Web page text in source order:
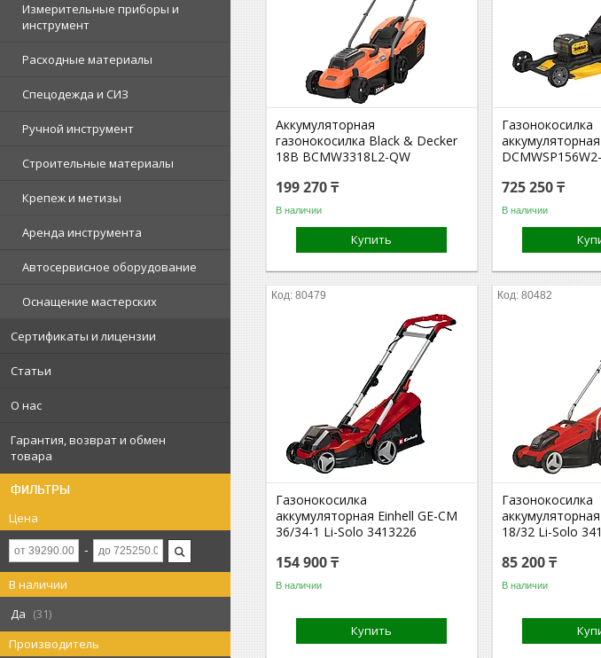
Измерительные приборы и
инструмент
Расходные материалы
Спецодежда и СИЗ
Ручной инструмент
Строительные материалы
Крепеж и метизы
Аренда инструмента
Автосервисное оборудование
Оснащение мастерских
Сертификаты и лицензии
Статьи
О нас
Гарантия, возврат и обмен
товара
ФИЛЬТРЫ
Цена
В наличии
Да
31
Производитель
Аккумуляторная
газонокосилка Black & Decker
18В BCMW3318L2-QW
199 270 ₸
В наличии
Купить
Газонокосилка
725 250 ₸
В наличии
80479
Газонокосилка
аккумуляторная Einhell GE-CM
36/34-1 Li-Solo 3413226
154 900 ₸
В наличии
Купить
80482
Газонокосилка
18/32 Li-Solo
85 200 ₸
В наличии